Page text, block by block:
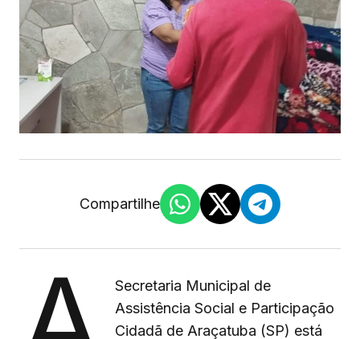
Compartilhe
Secretaria Municipal de
Assistência Social e Participação
Cidadã de Araçatuba (SP) está